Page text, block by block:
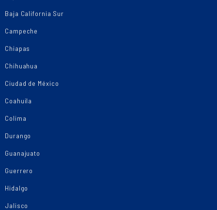
Baja California Sur
Campeche
Chiapas
Chihuahua
Ciudad de México
Coahuila
Colima
Durango
Guanajuato
Guerrero
Hidalgo
Jalisco